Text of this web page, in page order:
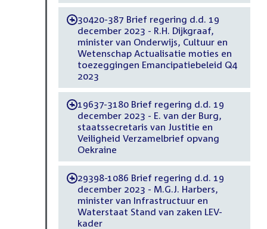
-30420-387 Brief regering d.d. 19
december 2023 - R.H. Dijkgraaf,
minister van Onderwijs, Cultuur en
Wetenschap Actualisatie moties en
toezeggingen Emancipatiebeleid Q4
2023
-19637-3180 Brief regering d.d. 19
december 2023 - E. van der Burg,
staatssecretaris van Justitie en
Veiligheid Verzamelbrief opvang
Oekraine
-29398-1086 Brief regering d.d. 19
december 2023 - M.G.J. Harbers,
minister van Infrastructuur en
Waterstaat Stand van zaken LEV-
kader